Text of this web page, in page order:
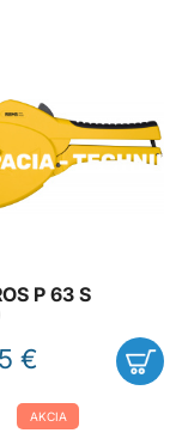
P 63 S
€
AKCIA